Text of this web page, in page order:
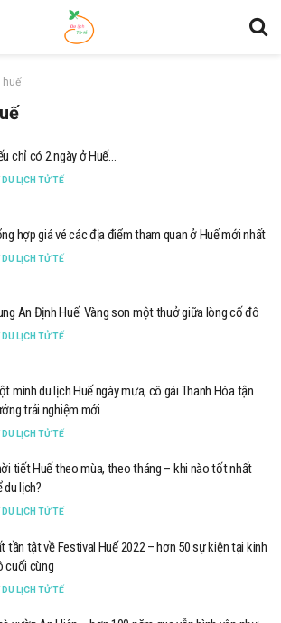
huế
chỉ có 2 ngày ở Huế…
DU LỊCH TỬ TẾ
hợp giá vé các địa điểm tham quan ở Huế mới nhất
DU LỊCH TỬ TẾ
An Định Huế: Vàng son một thuở giữa lòng cố đô
DU LỊCH TỬ TẾ
mình du lịch Huế ngày mưa, cô gái Thanh Hóa tận
trải nghiệm mới
DU LỊCH TỬ TẾ
tiết Huế theo mùa, theo tháng – khi nào tốt nhất
du lịch?
DU LỊCH TỬ TẾ
tần tật về Festival Huế 2022 – hơn 50 sự kiện tại kinh
cuối cùng
DU LỊCH TỬ TẾ